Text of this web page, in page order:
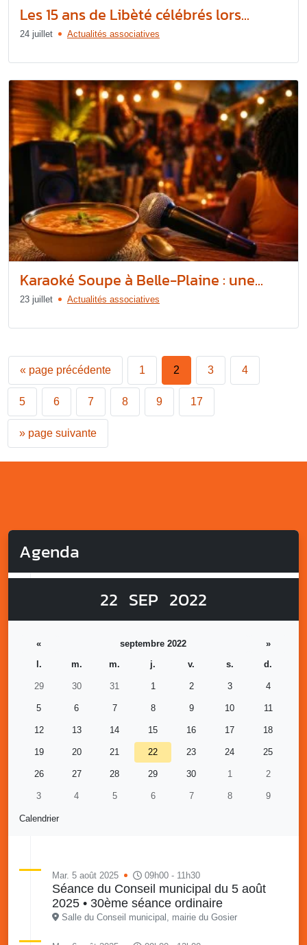
Les 15 ans de Libèté célébrés lors...
24 juillet Actualités associatives
Karaoké Soupe à Belle-Plaine : une...
23 juillet Actualités associatives
« page précédente 1 2 3 4
5 6 7 8 9 17
» page suivante
Agenda
22 SEP 2022
Calendrier
« septembre 2022
»
l.
m. m. j. v. s. d.
29 30 31 1 2 3 4
5 6 7 8 9 10 11
12 13 14 15 16 17 18
19 20 21 22 23 24 25
26 27 28 29 30 1 2
3 4 5 6 7 8 9
Mar. 5 août 2025 09h00 - 11h30
Séance du Conseil municipal du 5 août
2025 • 30ème séance ordinaire
Salle du Conseil municipal, mairie du Gosier